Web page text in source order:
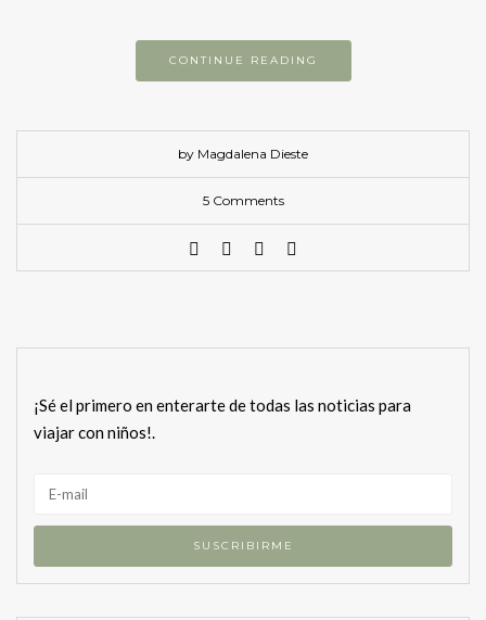
CONTINUE READING
by Magdalena Dieste
5 Comments
¡Sé el primero en enterarte de todas las noticias para
viajar con niños!.